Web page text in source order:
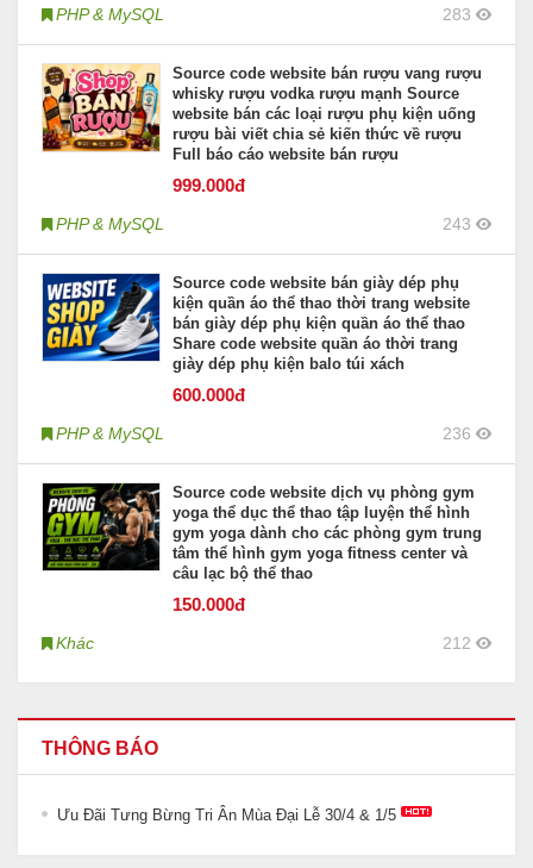
PHP & MySQL 283
Source code website bán rượu vang rượu
whisky rượu vodka rượu mạnh Source
website bán các loại rượu phụ kiện uống
rượu bài viết chia sẻ kiến thức về rượu
Full báo cáo website bán rượu
999.000đ
PHP & MySQL 243
Source code website bán giày dép phụ
kiện quần áo thể thao thời trang website
bán giày dép phụ kiện quần áo thể thao
Share code website quần áo thời trang
giày dép phụ kiện balo túi xách
600.000đ
PHP & MySQL 236
Source code website dịch vụ phòng gym
yoga thể dục thể thao tập luyện thể hình
gym yoga dành cho các phòng gym trung
tâm thể hình gym yoga fitness center và
câu lạc bộ thể thao
150.000đ
Khác 212
THÔNG BÁO
Ưu Đãi Tưng Bừng Tri Ân Mùa Đại Lễ 30/4 & 1/5